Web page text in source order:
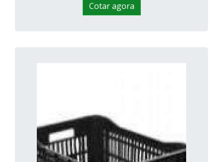
Cotar agora